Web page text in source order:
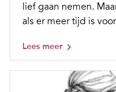
lief gaan nemen.
als er meer tijd is
Lees meer